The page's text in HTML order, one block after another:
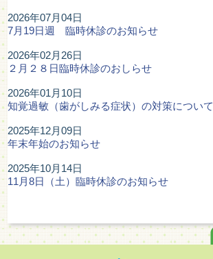
2026年07月04日
7月19日週 臨時休診のお知らせ
2026年02月26日
２月２８日臨時休診のおしらせ
2026年01月10日
知覚過敏（歯がしみる症状）の対策について
2025年12月09日
年末年始のお知らせ
2025年10月14日
11月8日（土）臨時休診のお知らせ